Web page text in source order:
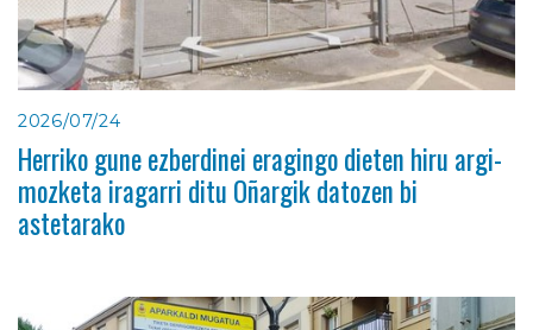
2026/07/24
Herriko gune ezberdinei eragingo dieten hiru argi-
mozketa iragarri ditu Oñargik datozen bi
astetarako